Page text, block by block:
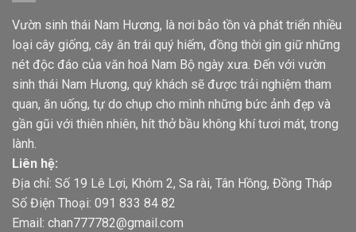
Vườn sinh thái Nam Hương, là nơi bảo tồn và phát triển nhiều
loại cây giống, cây ăn trái quý hiếm, đồng thời gìn giữ những
nét độc đáo của văn hoá Nam Bộ ngày xưa. Đến với vườn
sinh thái Nam Hương, quý khách sẽ được trải nghiệm tham
quan, ăn uống, tự do chụp cho mình những bức ảnh đẹp và
gần gũi với thiên nhiên, hít thở bầu không khí tươi mát, trong
lành.
Liên hệ:
Địa chỉ: Số 19 Lê Lợi, Khóm 2, Sa rài, Tân Hồng, Đồng Tháp
Số Điện Thoại: 091 833 84 82
Email: chan777782@gmail.com